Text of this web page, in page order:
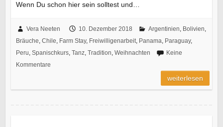
Wenn Du schon hier sein solltest und…
Vera Neeten 10. Dezember 2018 Argentinien, Bolivien,
Bräuche, Chile, Farm Stay, Freiwilligenarbeit, Panama, Paraguay,
Peru, Spanischkurs, Tanz, Tradition, Weihnachten
Keine
Kommentare
weiterlesen